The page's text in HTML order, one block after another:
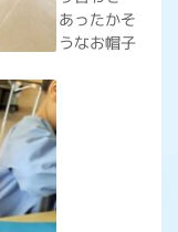
あったかそ
うなお帽子